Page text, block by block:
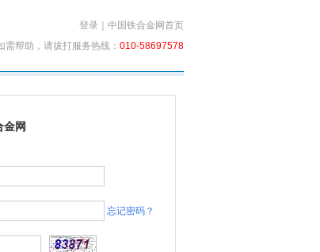
登录
中国铁合金网首页
需帮助，请拔打服务热线： 010-58697578
金网
忘记密码？